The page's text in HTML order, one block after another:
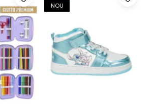
NOU